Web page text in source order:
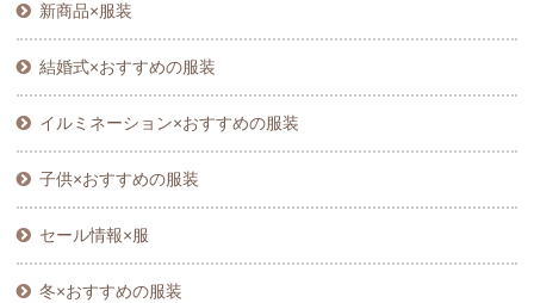
新商品×服装
結婚式×おすすめの服装
イルミネーション×おすすめの服装
子供×おすすめの服装
セール情報×服
冬×おすすめの服装